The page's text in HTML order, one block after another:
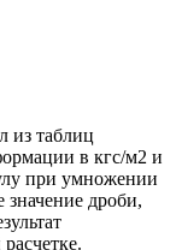
из таблиц
в кгс/м2 и
при умножении
значение дроби,